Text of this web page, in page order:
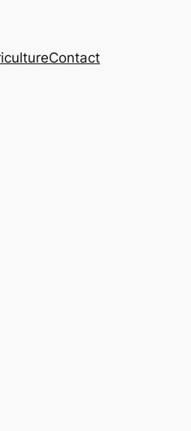
Contact